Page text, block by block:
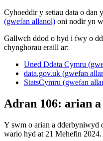
Cyhoeddir y setiau data o dan y
(gwefan allanol) oni nodir yn
Gallwch ddod o hyd i fwy o
chynghorau eraill ar:
Uned Ddata Cymru
data.gov.uk (gwefan
StatsCymru (gwefan
Adran 106: arian
Y swm o arian a dderbyniwyd
wario hyd at 21 Mehefin 2024.